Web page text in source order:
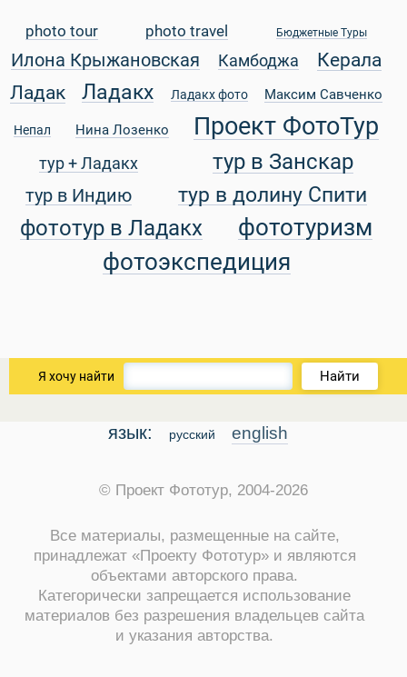
Туры
Статьи
photo tour photo travel Бюджетные Туры
Илона Крыжановская Камбоджа
Керала
Ладак
Ладакх Ладакх фото Максим Савченко
Непал Нина Лозенко Проект ФотоТур
тур + Ладакх тур в Занскар
тур в Индию тур в долину Спити
фототур в Ладакх
фототуризм
фотоэкспедиция
Я хочу найти Найти
язык: русский english
© Проект Фототур, 2004-2026
Все материалы, размещенные на сайте,
принадлежат «Проекту Фототур» и являются
объектами авторского права.
Категорически запрещается использование
материалов без разрешения владельцев сайта
и указания авторства.